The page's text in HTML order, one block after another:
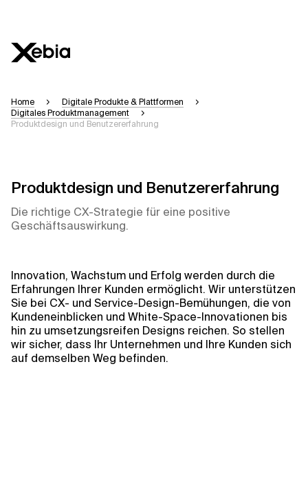
Diese KI-Suchassistenz befindet sich
Kontextdateien
Home
Digitale Produkte & Plattformen
Digitales Produktmanagement
Produktdesign und Benutzererfahrung
Produktdesign und Benutzererfahrung
Die richtige CX-Strategie für eine positive
Geschäftsauswirkung.
Innovation, Wachstum und Erfolg werden durch die
Erfahrungen Ihrer Kunden ermöglicht. Wir unterstützen
Sie bei CX- und Service-Design-Bemühungen, die von
Kundeneinblicken und White-Space-Innovationen bis
hin zu umsetzungsreifen Designs reichen. So stellen
wir sicher, dass Ihr Unternehmen und Ihre Kunden sich
auf demselben Weg befinden.